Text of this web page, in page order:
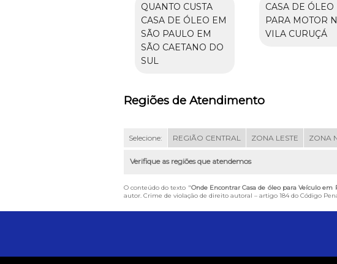
QUANTO CUSTA
CASA DE ÓLEO EM
SÃO PAULO EM
SÃO CAETANO DO
SUL
CASA DE ÓLEO
PARA MOTOR
VILA CURUÇÁ
Regiões de Atendimento
Selecione: REGIÃO CENTRAL ZONA LESTE ZONA
Verifique as regiões que atendemos
O conteúdo do texto "Onde Encontrar Casa de óleo para Veículo em
autor. Crime de violação de direito autoral – artigo 184 do Código